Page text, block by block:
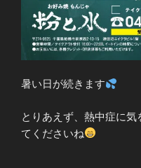
暑い日が続きます
とりあえず、熱中症に
てくださいね